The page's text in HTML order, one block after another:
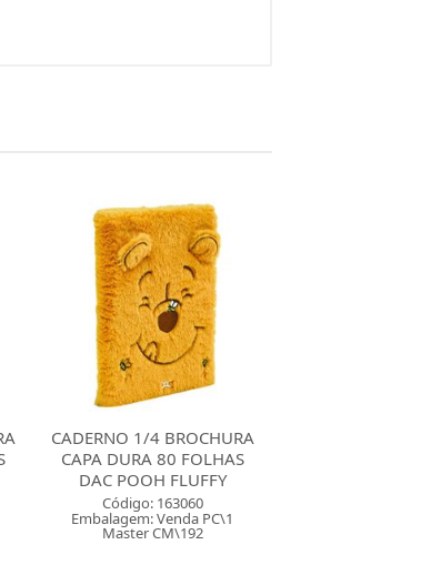
CADERNO CAPA DURA
ESPIRAL 80 FOLHAS
PAPEL CARTA STITCH
FORON...
Código: 163758
Embalagem: Venda PT\4